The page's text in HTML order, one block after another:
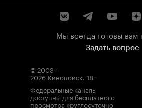
Мы всегда готовы вам
Задать вопрос
© 2003–
2026 Кинопоиск. 18+
Федеральные каналы
доступны для бесплатного
просмотра круглосуточно